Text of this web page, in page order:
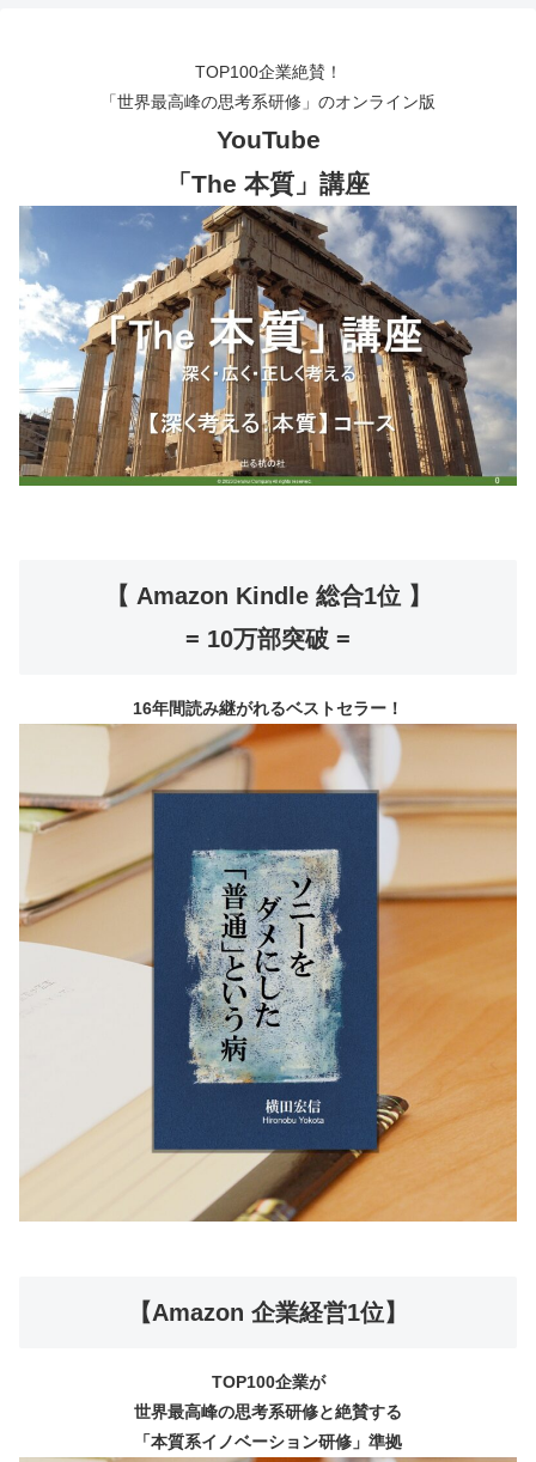
TOP100企業絶賛！
「世界最高峰の思考系研修」のオンライン版
YouTube
「The 本質」講座
【 Amazon Kindle 総合1位 】
= 10万部突破 =
16年間読み継がれるベストセラー！
【Amazon 企業経営1位】
TOP100企業が
世界最高峰の思考系研修と絶賛する
「本質系イノベーション研修」準拠